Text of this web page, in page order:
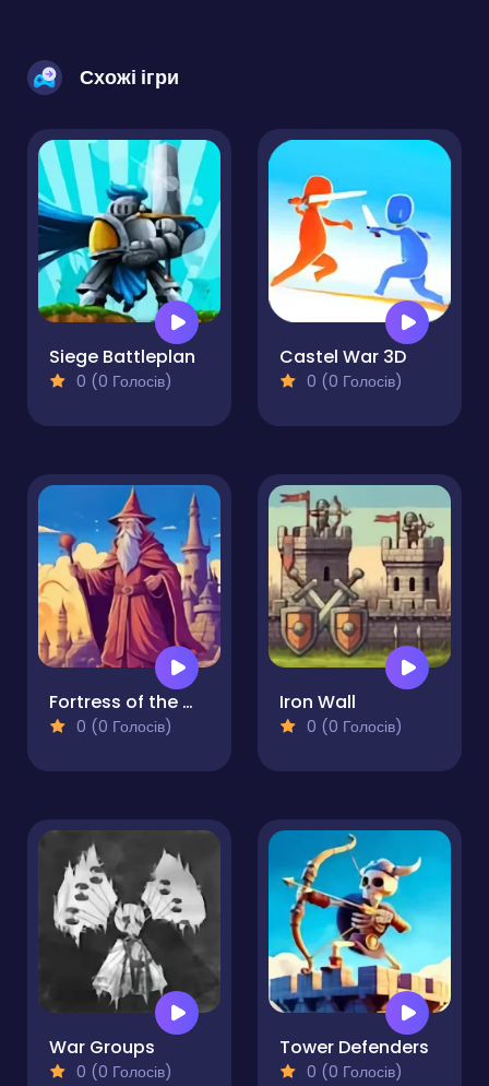
Схожі ігри
Siege Battleplan
0 (0 Голосів)
Castel War 3D
0 (0 Голосів)
Fortress of the Wizard
0 (0 Голосів)
Iron Wall
0 (0 Голосів)
War Groups
0 (0 Голосів)
Tower Defenders
0 (0 Голосів)